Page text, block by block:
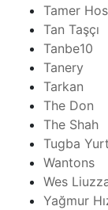
Tamer
Tan Taşçı
Tanbe10
Tanery
Tarkan
The Don
The Shah
Tugba Yurt
Wantons
Wes
Yağmur